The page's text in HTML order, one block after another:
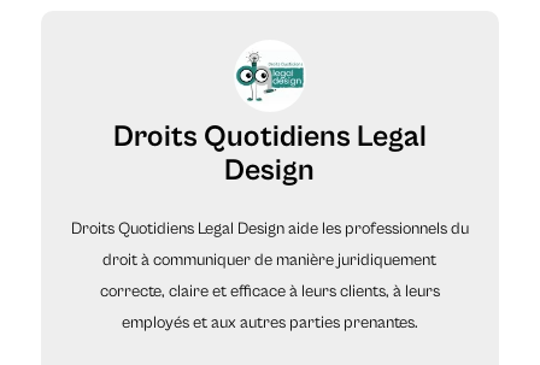
Droits Quotidiens Legal
Design
Droits Quotidiens Legal Design aide les professionnels du
droit à communiquer de manière juridiquement
correcte, claire et efficace à leurs clients, à leurs
employés et aux autres parties prenantes.